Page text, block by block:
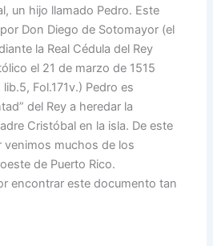
un hijo llamado Pedro. Este
Don Diego de Sotomayor (el
la Real Cédula del Rey
el 21 de marzo de 1515
Fol.171v.) Pedro es
del Rey a heredar la
Cristóbal en la isla. De este
venimos muchos de los
de Puerto Rico.
encontrar este documento tan